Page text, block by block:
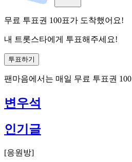
무료 투표권 100표가 도착했어요!
내 트롯스타에게 투표해주세요!
투표하기
팬마음에서는 매일 무료 투표권 100
변우석
인기글
[응원방]